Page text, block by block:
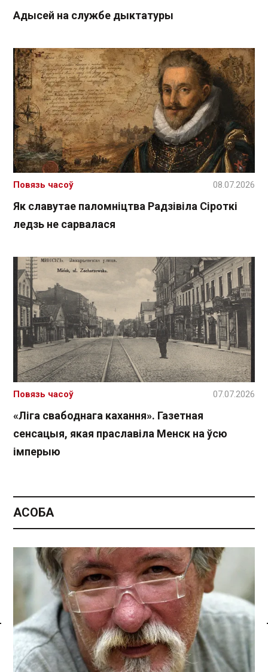
Спасылка без VPN
Адысей на службе дыктатуры
Як славутае паломніцтва Радзівіла Сіроткі
ледзь не сарвалася
Повязь часоў 08.07.2026
«Ліга свабоднага кахання». Газетная
сенсацыя, якая праславіла Менск на ўсю
імперыю
Повязь часоў 07.07.2026
АСОБА